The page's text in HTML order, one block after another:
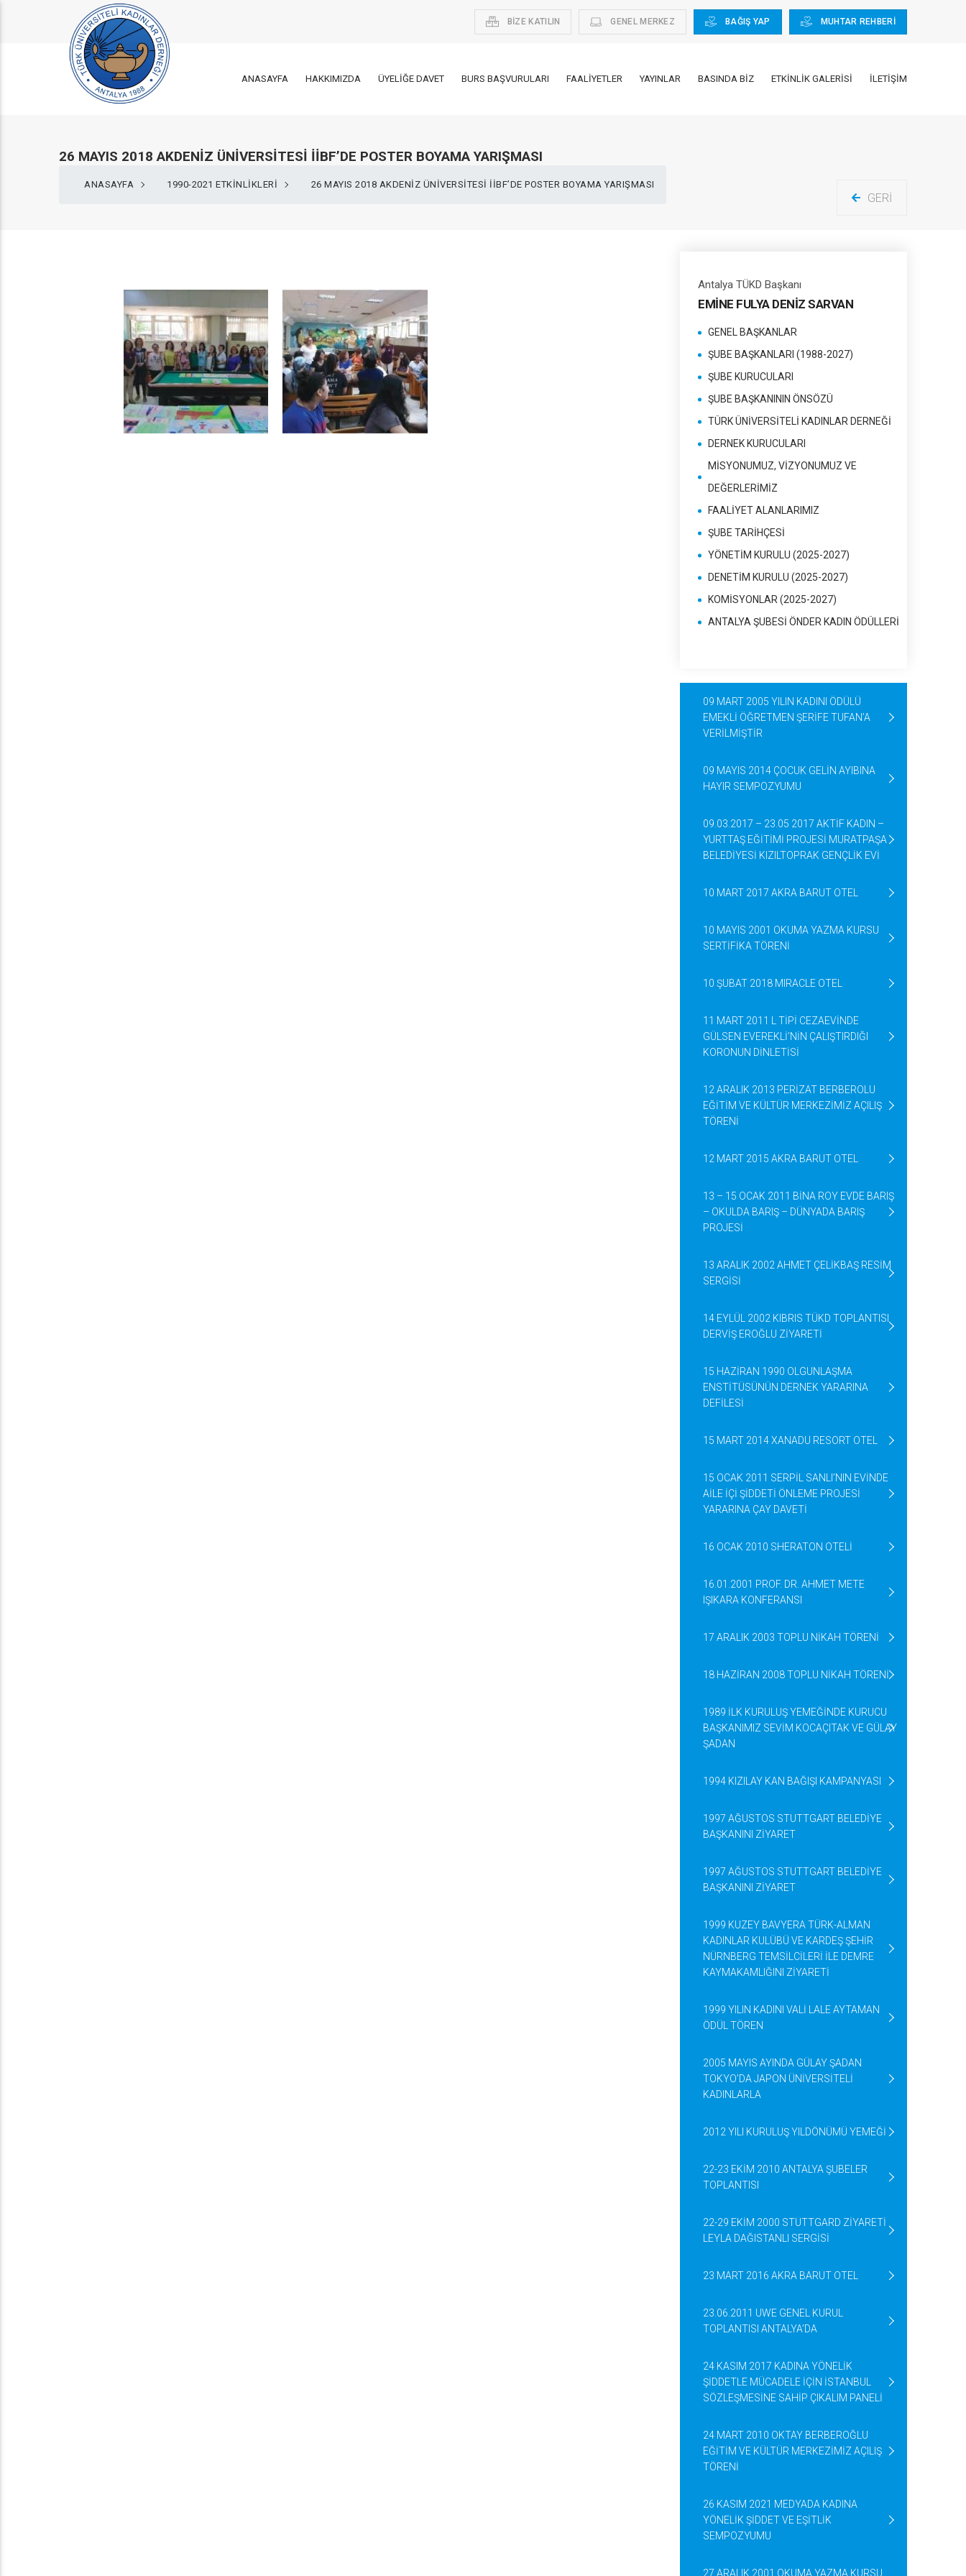
BİZE KATILIN GENEL MERKEZ BAĞIŞ YAP MUHTAR REHBERİ
ANASAYFA HAKKIMIZDA ÜYELIĞE DAVET BURS BAŞVURULARI FAALIYETLER YAYINLAR BASINDA BIZ ETKINLIK GALERISI İLETIŞIM
26 MAYIS 2018 AKDENİZ ÜNİVERSİTESİ İİBF’DE POSTER BOYAMA YARIŞMASI
ANASAYFA 1990-2021 ETKINLIKLERI 26 MAYIS 2018 AKDENİZ ÜNİVERSİTESİ İİBF’DE POSTER BOYAMA YARIŞMASI
GERI
Antalya TÜKD Başkanı
EMİNE FULYA DENİZ SARVAN
GENEL BAŞKANLAR
ŞUBE BAŞKANLARI (1988-2027)
ŞUBE KURUCULARI
ŞUBE BAŞKANININ ÖNSÖZÜ
TÜRK ÜNİVERSİTELİ KADINLAR DERNEĞİ
DERNEK KURUCULARI
MİSYONUMUZ, VİZYONUMUZ VE
DEĞERLERİMİZ
FAALİYET ALANLARIMIZ
ŞUBE TARİHÇESİ
YÖNETİM KURULU (2025-2027)
DENETİM KURULU (2025-2027)
KOMİSYONLAR (2025-2027)
ANTALYA ŞUBESİ ÖNDER KADIN ÖDÜLLERİ
09 MART 2005 YILIN KADINI ÖDÜLÜ
EMEKLİ ÖĞRETMEN ŞERİFE TUFAN’A
VERİLMİŞTİR
09 MAYIS 2014 ÇOCUK GELİN AYIBINA
HAYIR SEMPOZYUMU
09.03.2017 – 23.05 2017 AKTİF KADIN –
YURTTAŞ EĞİTİMİ PROJESİ MURATPAŞA
BELEDİYESİ KIZILTOPRAK GENÇLİK EVİ
10 MART 2017 AKRA BARUT OTEL
10 MAYIS 2001 OKUMA YAZMA KURSU
SERTİFİKA TÖRENİ
10 ŞUBAT 2018 MIRACLE OTEL
11 MART 2011 L TİPİ CEZAEVİNDE
GÜLSEN EVEREKLİ’NİN ÇALIŞTIRDIĞI
KORONUN DİNLETİSİ
12 ARALIK 2013 PERİZAT BERBEROLU
EĞİTİM VE KÜLTÜR MERKEZİMİZ AÇILIŞ
TÖRENİ
12 MART 2015 AKRA BARUT OTEL
13 – 15 OCAK 2011 BİNA ROY EVDE BARIŞ
– OKULDA BARIŞ – DÜNYADA BARIŞ
PROJESİ
13 ARALIK 2002 AHMET ÇELİKBAŞ RESİM
SERGİSİ
14 EYLÜL 2002 KIBRIS TÜKD TOPLANTISI
DERVİŞ EROĞLU ZİYARETİ
15 HAZİRAN 1990 OLGUNLAŞMA
ENSTİTÜSÜNÜN DERNEK YARARINA
DEFİLESİ
15 MART 2014 XANADU RESORT OTEL
15 OCAK 2011 SERPİL SANLI’NIN EVİNDE
AİLE İÇİ ŞİDDETİ ÖNLEME PROJESİ
YARARINA ÇAY DAVETİ
16 OCAK 2010 SHERATON OTELİ
16.01.2001 PROF. DR. AHMET METE
IŞIKARA KONFERANSI
17 ARALIK 2003 TOPLU NİKAH TÖRENİ
18 HAZİRAN 2008 TOPLU NİKAH TÖRENİ
1989 İLK KURULUŞ YEMEĞİNDE KURUCU
BAŞKANIMIZ SEVİM KOCAÇITAK VE GÜLAY
ŞADAN
1994 KIZILAY KAN BAĞIŞI KAMPANYASI
1997 AĞUSTOS STUTTGART BELEDİYE
BAŞKANINI ZİYARET
1997 AĞUSTOS STUTTGART BELEDİYE
BAŞKANINI ZİYARET
1999 KUZEY BAVYERA TÜRK-ALMAN
KADINLAR KULÜBÜ VE KARDEŞ ŞEHİR
NÜRNBERG TEMSİLCİLERİ İLE DEMRE
KAYMAKAMLIĞINI ZİYARETİ
1999 YILIN KADINI VALİ LALE AYTAMAN
ÖDÜL TÖREN
2005 MAYIS AYINDA GÜLAY ŞADAN
TOKYO’DA JAPON ÜNİVERSİTELİ
KADINLARLA
2012 YILI KURULUŞ YILDÖNÜMÜ YEMEĞİ
22-23 EKİM 2010 ANTALYA ŞUBELER
TOPLANTISI
22-29 EKİM 2000 STUTTGARD ZİYARETİ
LEYLA DAĞISTANLI SERGİSİ
23 MART 2016 AKRA BARUT OTEL
23.06.2011 UWE GENEL KURUL
TOPLANTISI ANTALYA’DA
24 KASIM 2017 KADINA YÖNELİK
ŞİDDETLE MÜCADELE İÇİN İSTANBUL
SÖZLEŞMESİNE SAHİP ÇIKALIM PANELİ
24 MART 2010 OKTAY BERBEROĞLU
EĞİTİM VE KÜLTÜR MERKEZİMİZ AÇILIŞ
TÖRENİ
26 KASIM 2021 MEDYADA KADINA
YÖNELİK ŞİDDET VE EŞİTLİK
SEMPOZYUMU
27 ARALIK 2001 OKUMA YAZMA KURSU